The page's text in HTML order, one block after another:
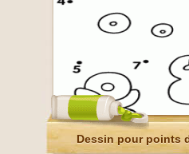
Dessin pour points